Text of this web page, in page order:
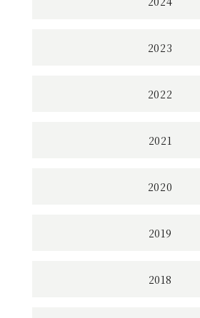
2023
2022
2021
2020
2019
2018